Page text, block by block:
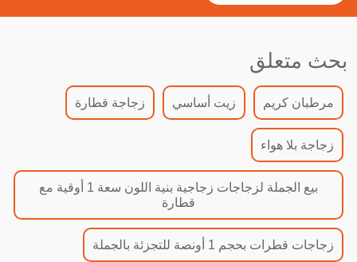
بحث متعلق
مرطبان كريم زيت أساسي زجاجة قطارة
زجاجة بلا هواء
بيع الجملة لزجاجات زجاجية بنية اللون سعة 1 أوقية مع
قطارة
زجاجات قطرات بحجم 1 أونصة للتجزئة بالجملة